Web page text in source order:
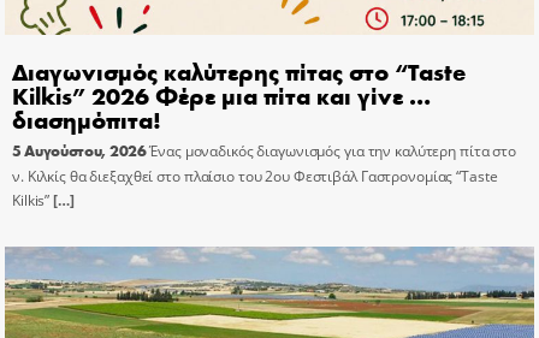
Διαγωνισμός καλύτερης πίτας στο “Taste
Kilkis” 2026 Φέρε μια πίτα και γίνε …
διασημόπιτα!
5 Αυγούστου, 2026Ένας μοναδικός διαγωνισμός για την καλύτερη πίτα στο
ν. Κιλκίς θα διεξαχθεί στο πλαίσιο του 2ου Φεστιβάλ Γαστρονομίας “Taste
Kilkis”[…]